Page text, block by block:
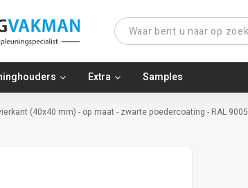
Extra Samples
(40x40 mm) - op maat - zwarte poedercoating - RAL 9005